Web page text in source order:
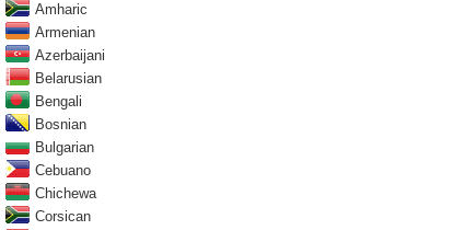
Amharic
Armenian
Azerbaijani
Belarusian
Bengali
Bosnian
Bulgarian
Cebuano
Chichewa
Corsican